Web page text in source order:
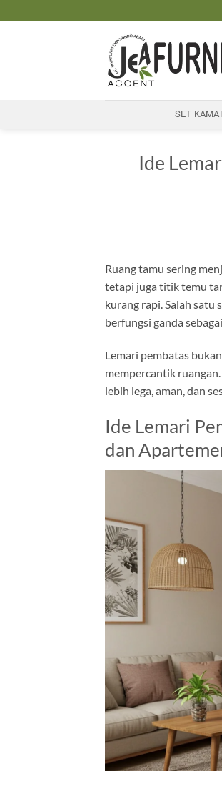
to
SET
Ide
Ruang tamu sering
tetapi juga titik temu
kurang rapi. Salah satu
berfungsi ganda
Lemari pembatas
mempercantik
lebih lega, aman, dan
Ide Lemari
dan